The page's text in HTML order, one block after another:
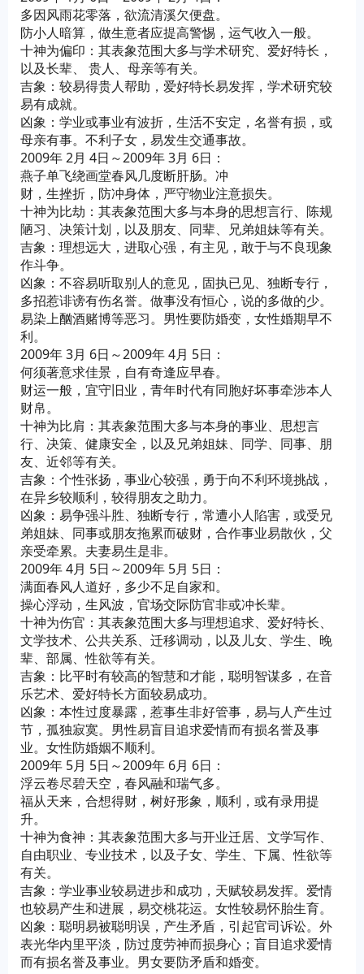
多因风雨花零落，欲流清溪欠便盘。
防小人暗算，做生意者应提高警惕，运气收入一般。
十神为偏印：其表象范围大多与学术研究、爱好特长，
以及长辈、 贵人、母亲等有关。
吉象：较易得贵人帮助，爱好特长易发挥，学术研究较
易有成就。
凶象：学业或事业有波折，生活不安定，名誉有损，或
母亲有事。不利子女，易发生交通事故。
2009年 2月 4日～2009年 3月 6日：
燕子单飞绕画堂春风几度断肝肠。冲
财，生挫折，防冲身体，严守物业注意损失。
十神为比劫：其表象范围大多与本身的思想言行、陈规
陋习、决策计划，以及朋友、同辈、兄弟姐妹等有关。
吉象：理想远大，进取心强，有主见，敢于与不良现象
作斗争。
凶象：不容易听取别人的意见，固执已见、独断专行，
多招惹诽谤有伤名誉。做事没有恒心，说的多做的少。
易染上酗酒赌博等恶习。男性要防婚变，女性婚期早不
利。
2009年 3月 6日～2009年 4月 5日：
何须著意求佳景，自有奇逢应早春。
财运一般，宜守旧业，青年时代有同胞好坏事牵涉本人
财帛。
十神为比肩：其表象范围大多与本身的事业、思想言
行、决策、健康安全，以及兄弟姐妹、同学、同事、朋
友、近邻等有关。
吉象：个性张扬，事业心较强，勇于向不利环境挑战，
在异乡较顺利，较得朋友之助力。
凶象：易争强斗胜、独断专行，常遭小人陷害，或受兄
弟姐妹、同事或朋友拖累而破财，合作事业易散伙，父
亲受牵累。夫妻易生是非。
2009年 4月 5日～2009年 5月 5日：
满面春风人道好，多少不足自家和。
操心浮动，生风波，官场交际防官非或冲长辈。
十神为伤官：其表象范围大多与理想追求、爱好特长、
文学技术、公共关系、迁移调动，以及儿女、学生、晚
辈、部属、性欲等有关。
吉象：比平时有较高的智慧和才能，聪明智谋多，在音
乐艺术、爱好特长方面较易成功。
凶象：本性过度暴露，惹事生非好管事，易与人产生过
节，孤独寂寞。男性易盲目追求爱情而有损名誉及事
业。女性防婚姻不顺利。
2009年 5月 5日～2009年 6月 6日：
浮云卷尽碧天空，春风融和瑞气多。
福从天来，合想得财，树好形象，顺利，或有录用提
升。
十神为食神：其表象范围大多与开业迁居、文学写作、
自由职业、专业技术，以及子女、学生、下属、性欲等
有关。
吉象：学业事业较易进步和成功，天赋较易发挥。爱情
也较易产生和进展，易交桃花运。女性较易怀胎生育。
凶象：聪明易被聪明误，产生矛盾，引起官司诉讼。外
表光华内里平淡，防过度劳神而损身心；盲目追求爱情
而有损名誉及事业。男女要防矛盾和婚变。